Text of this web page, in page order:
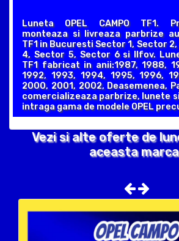
Luneta OPEL CAMPO TF1.
monteaza si livreaza parbrize
TF1 in Bucuresti Sector 1, Sector
4, Sector 5, Sector 6 si Ilfov.
TF1 fabricat in anii:1987, 1988,
1992, 1993, 1994, 1995, 1996,
2000, 2001, 2002, Deasemenea,
comercializeaza parbrize, lunete
intraga gama de modele OPEL
Vezi si alte oferte de
aceasta